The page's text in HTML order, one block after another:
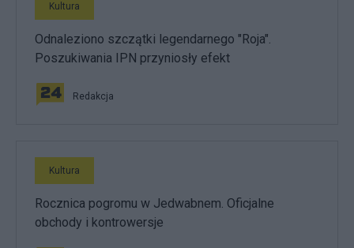
Kultura
Odnaleziono szczątki legendarnego "Roja".
Poszukiwania IPN przyniosły efekt
Redakcja
Kultura
Rocznica pogromu w Jedwabnem. Oficjalne
obchody i kontrowersje